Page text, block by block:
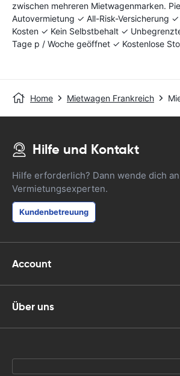
zwischen mehreren Mietwagenmarken.
Autovermietung ✓ All-Risk-Versicherung
Kosten ✓ Kein Selbstbehalt ✓
Tage p / Woche geöffnet ✓ Kostenlose
Home Mietwagen Frankreich
Hilfe und Kontakt
Hilfe erforderlich? Dann wende dich
Vermietungsexperten.
Kundenbetreuung
Account
Über uns